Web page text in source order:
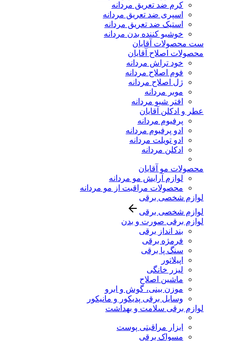
کرم ضد تعریق مردانه
اسپری ضد تعریق مردانه
استیک ضد تعریق مردانه
خوشبو کننده بدن مردانه
ست محصولات آقایان
محصولات اصلاح آقایان
خود تراش مردانه
فوم اصلاح مردانه
ژل اصلاح مردانه
موبر مردانه
افتر شیو مردانه
عطر و ادکلن آقایان
پرفیوم مردانه
ادو پرفیوم مردانه
ادو تویلت مردانه
ادکلن مردانه
محصولات مو آقایان
لوازم آرایش مو مردانه
محصولات مراقبت از مو مردانه
لوازم شخصی برقی
لوازم شخصی برقی
لوازم برقی صورت و بدن
بند انداز برقی
فرمژه برقی
سنگ پا برقی
اپیلاتور
لیزر خانگی
ماشین اصلاح
موزن بینی، گوش و ابرو
وسایل برقی پدیکور و مانیکور
لوازم برقی سلامت و بهداشت
ابزار مراقبتی پوست
مسواک برقی